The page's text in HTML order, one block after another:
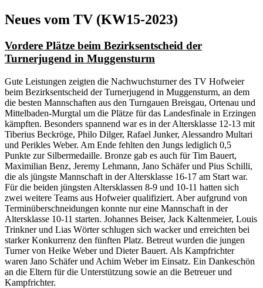
Neues vom TV (KW15-2023)
Vordere Plätze beim Bezirksentscheid der
Turnerjugend in Muggensturm
Gute Leistungen zeigten die Nachwuchsturner des TV Hofweier
beim Bezirksentscheid der Turnerjugend in Muggensturm, an dem
die besten Mannschaften aus den Turngauen Breisgau, Ortenau und
Mittelbaden-Murgtal um die Plätze für das Landesfinale in Erzingen
kämpften. Besonders spannend war es in der Altersklasse 12-13 mit
Tiberius Beckröge, Philo Dilger, Rafael Junker, Alessandro Multari
und Perikles Weber. Am Ende fehlten den Jungs lediglich 0,5
Punkte zur Silbermedaille. Bronze gab es auch für Tim Bauert,
Maximilian Benz, Jeremy Lehmann, Jano Schäfer und Pius Schilli,
die als jüngste Mannschaft in der Altersklasse 16-17 am Start war.
Für die beiden jüngsten Altersklassen 8-9 und 10-11 hatten sich
zwei weitere Teams aus Hofweier qualifiziert. Aber aufgrund von
Terminüberschneidungen konnte nur eine Mannschaft in der
Altersklasse 10-11 starten. Johannes Beiser, Jack Kaltenmeier, Louis
Trinkner und Lias Wörter schlugen sich wacker und erreichten bei
starker Konkurrenz den fünften Platz. Betreut wurden die jungen
Turner von Heike Weber und Dieter Bauert. Als Kampfrichter
waren Jano Schäfer und Achim Weber im Einsatz. Ein Dankeschön
an die Eltern für die Unterstützung sowie an die Betreuer und
Kampfrichter.